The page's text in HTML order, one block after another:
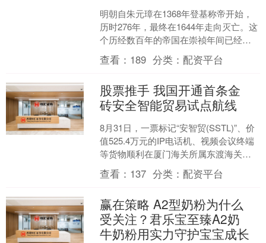
明朝自朱元璋在1368年登基称帝开始，
历时276年，最终在1644年走向灭亡。这
个历经数百年的帝国在崇祯年间已经进
入了病入膏肓的状态。朝内，东林党的
激烈争斗使得....
查看： 189 分类：配资平台
股票推手 我国开通首条金
砖安全智能贸易试点航线
8月31日，一票标记“安智贸(SSTL)”、价
值525.4万元的IP电话机、视频会议终端
等货物顺利在厦门海关所属东渡海关办
结通关手续，搭乘“海洋网联东京”轮前
往....
查看： 137 分类：配资平台
赢在策略 A2型奶粉为什么
受关注？君乐宝至臻A2奶
牛奶粉用实力守护宝宝成长